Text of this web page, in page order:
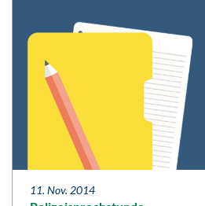
11. Nov. 2014